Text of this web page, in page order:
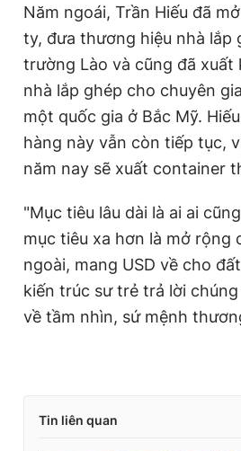
Năm ngoái, Trần Hiếu đã
ty, đưa thương hiệu nhà lắp
trường Lào và cũng đã xuất
nhà lắp ghép cho chuyên
một quốc gia ở Bắc Mỹ.
hàng này vẫn còn tiếp tục,
năm nay sẽ xuất container
"Mục tiêu lâu dài là ai ai
mục tiêu xa hơn là mở rộng
ngoài, mang USD về cho
kiến trúc sư trẻ trả lời
về tầm nhìn, sứ mệnh
Tin liên quan